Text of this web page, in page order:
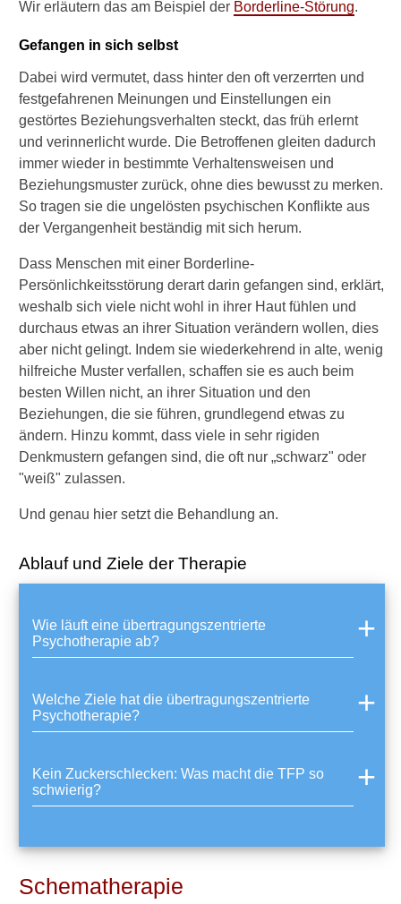
Wir erläutern das am Beispiel der Borderline-Störung.
Gefangen in sich selbst
Dabei wird vermutet, dass hinter den oft verzerrten und
festgefahrenen Meinungen und Einstellungen ein
gestörtes Beziehungsverhalten steckt, das früh erlernt
und verinnerlicht wurde. Die Betroffenen gleiten dadurch
immer wieder in bestimmte Verhaltensweisen und
Beziehungsmuster zurück, ohne dies bewusst zu merken.
So tragen sie die ungelösten psychischen Konflikte aus
der Vergangenheit beständig mit sich herum.
Dass Menschen mit einer Borderline-
Persönlichkeitsstörung derart darin gefangen sind, erklärt,
weshalb sich viele nicht wohl in ihrer Haut fühlen und
durchaus etwas an ihrer Situation verändern wollen, dies
aber nicht gelingt. Indem sie wiederkehrend in alte, wenig
hilfreiche Muster verfallen, schaffen sie es auch beim
besten Willen nicht, an ihrer Situation und den
Beziehungen, die sie führen, grundlegend etwas zu
ändern. Hinzu kommt, dass viele in sehr rigiden
Denkmustern gefangen sind, die oft nur „schwarz" oder
"weiß" zulassen.
Und genau hier setzt die Behandlung an.
Ablauf und Ziele der Therapie
Wie läuft eine übertragungszentrierte
Psychotherapie ab?
Welche Ziele hat die übertragungszentrierte
Psychotherapie?
Kein Zuckerschlecken: Was macht die TFP so
schwierig?
Schematherapie
i
e
l
a
n
g
e
d
u
e
t
e
i
n
e
D
i
a
l
e
t
c
-
B
a
v
i
r
a
l
T
h
e
e